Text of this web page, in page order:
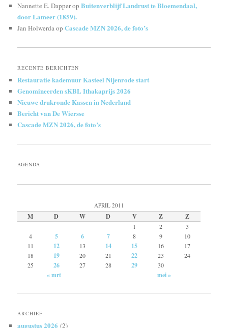
Nannette E. DapperopBuitenverblijf Landrust te Bloemendaal,
door Lameer (1859).
Jan HolwerdaopCascade MZN 2026, de foto’s
RECENTE BERICHTEN
Restauratie kademuur Kasteel Nijenrode start
Genomineerden sKBL Ithakaprijs 2026
Nieuwe drukronde Kassen in Nederland
Bericht van De Wiersse
Cascade MZN 2026, de foto’s
AGENDA
APRIL 2011
M D W D V Z Z
1 2
3
4
5 6 7 8 9
10
11
12 13 14 15 16
17
18
19 20 21 22 23
24
25
26 27 28 29 30
« mrt mei »
ARCHIEF
augustus 2026 (2)